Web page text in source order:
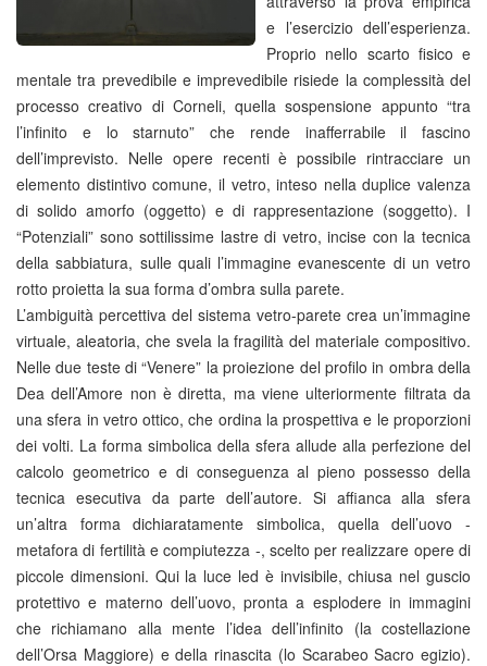
e l’esercizio dell’esperienza.
Proprio nello scarto fisico e
mentale tra prevedibile e imprevedibile risiede la complessità del
processo creativo di Corneli, quella sospensione appunto “tra
l’infinito e lo starnuto” che rende inafferrabile il fascino
dell’imprevisto. Nelle opere recenti è possibile rintracciare un
elemento distintivo comune, il vetro, inteso nella duplice valenza
di solido amorfo (oggetto) e di rappresentazione (soggetto). I
“Potenziali” sono sottilissime lastre di vetro, incise con la tecnica
della sabbiatura, sulle quali l’immagine evanescente di un vetro
rotto proietta la sua forma d’ombra sulla parete.
L’ambiguità percettiva del sistema vetro-parete crea un’immagine
virtuale, aleatoria, che svela la fragilità del materiale compositivo.
Nelle due teste di “Venere” la proiezione del profilo in ombra della
Dea dell’Amore non è diretta, ma viene ulteriormente filtrata da
una sfera in vetro ottico, che ordina la prospettiva e le proporzioni
dei volti. La forma simbolica della sfera allude alla perfezione del
calcolo geometrico e di conseguenza al pieno possesso della
tecnica esecutiva da parte dell’autore. Si affianca alla sfera
un’altra forma dichiaratamente simbolica, quella dell’uovo -
metafora di fertilità e compiutezza -, scelto per realizzare opere di
piccole dimensioni. Qui la luce led è invisibile, chiusa nel guscio
protettivo e materno dell’uovo, pronta a esplodere in immagini
che richiamano alla mente l’idea dell’infinito (la costellazione
dell’Orsa Maggiore) e della rinascita (lo Scarabeo Sacro egizio).